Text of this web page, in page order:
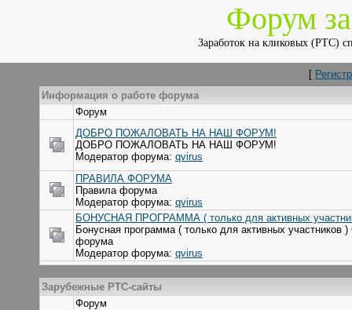
Форум
Заработок на кликовых (РТС)
[
Информация о работе форума
Форум
ДОБРО ПОЖАЛОВАТЬ НА НАШ ФОРУМ!
ДОБРО ПОЖАЛОВАТЬ НА НАШ ФОРУМ!
Модератор форума: qvirus
ПРАВИЛА ФОРУМА
Правила форума
Модератор форума: qvirus
БОНУСНАЯ ПРОГРАММА ( только для активных
Бонусная программа ( только для активных участников
форума
Модератор форума: qvirus
Зарубежные РТС-сайты
Форум